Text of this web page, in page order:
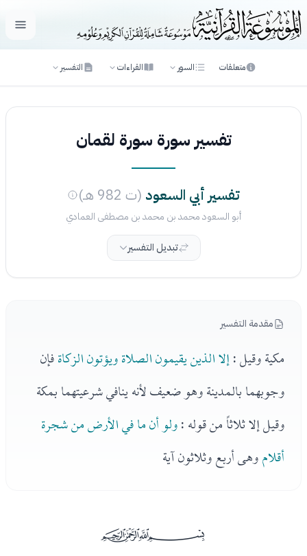
فتح
متعلقات السور القراءات التفسير
تفسير سورة سورة لقمان
تفسير أبي السعود (ت 982 هـ)
أبو السعود محمد بن محمد بن مصطفى العمادي
تبديل التفسير
مقدمة التفسير
مكية وقيل :إلا الذين يقيمون الصلاة ويؤتون الزكاةفإن
وجوبهما بالمدينة وهو ضعيف لأنه ينافي شرعيتهما بمكة
وقيل إلا ثلاثاً من قوله :ولو أن ما في الأرض من شجرة
أقلاموهى أربع وثلاثون آية
ﰡ